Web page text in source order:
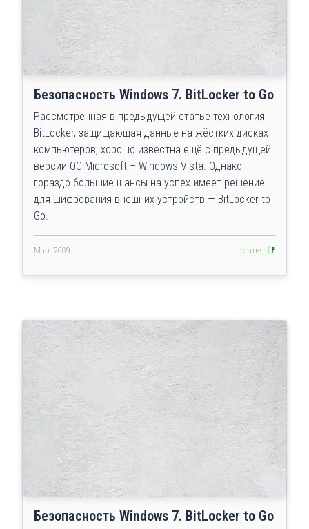
Безопасность Windows 7. BitLocker to Go
Рассмотренная в предыдущей статье технология
BitLocker, защищающая данные на жёстких дисках
компьютеров, хорошо известна ещё с предыдущей
версии ОС Microsoft – Windows Vista. Однако
гораздо большие шансы на успех имеет решение
для шифрования внешних устройств — BitLocker to
Go.
Март 2009 статья 📑
Безопасность Windows 7. BitLocker to Go